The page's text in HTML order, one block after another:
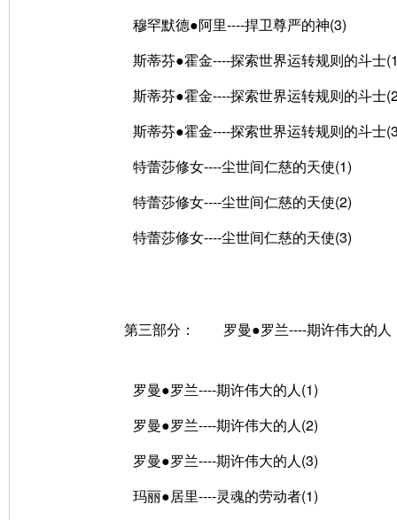
穆罕默德●阿里----捍卫尊严的神(3)
斯蒂芬●霍金----探索世界运转规则的斗士
斯蒂芬●霍金----探索世界运转规则的斗士
斯蒂芬●霍金----探索世界运转规则的斗士
特蕾莎修女----尘世间仁慈的天使(1)
特蕾莎修女----尘世间仁慈的天使(2)
特蕾莎修女----尘世间仁慈的天使(3)
第三部分： 罗曼●罗兰----期许伟大的人
罗曼●罗兰----期许伟大的人(1)
罗曼●罗兰----期许伟大的人(2)
罗曼●罗兰----期许伟大的人(3)
玛丽●居里----灵魂的劳动者(1)